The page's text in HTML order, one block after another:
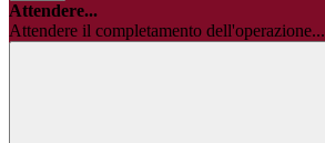
Attendere...
Attendere il completamento dell'operazione...